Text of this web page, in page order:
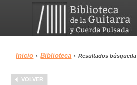
Menu
Inicio › Biblioteca › Resultados búsqueda
VOLVER